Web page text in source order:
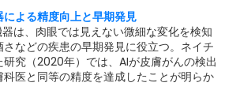
よる精度向上と早期発見
は、肉眼では見えない微細な変化を検知
さなどの疾患の早期発見に役立つ。ネイチ
研究（2020年）では、AIが皮膚がんの検出
医と同等の精度を達成したことが明らか